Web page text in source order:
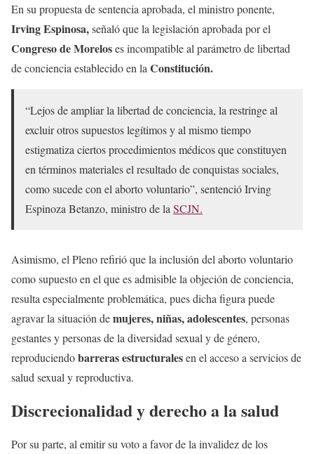
En su propuesta de sentencia aprobada, el ministro ponente,
Irving Espinosa,señaló que la legislación aprobada por el
Congreso de Moreloses incompatible al parámetro de libertad
de conciencia establecido en la Constitución.
“Lejos de ampliar la libertad de conciencia, la restringe al
excluir otros supuestos legítimos y al mismo tiempo
estigmatiza ciertos procedimientos médicos que constituyen
en términos materiales el resultado de conquistas sociales,
como sucede con el aborto voluntario”, sentenció Irving
Espinoza Betanzo, ministro de la SCJN.
Asimismo, el Pleno refirió que la inclusión del aborto voluntario
como supuesto en el que es admisible la objeción de conciencia,
resulta especialmente problemática, pues dicha figura puede
agravar la situación demujeres, niñas, adolescentes, personas
gestantes y personas de la diversidad sexual y de género,
reproduciendobarreras estructuralesen el acceso a servicios de
salud sexual y reproductiva.
Discrecionalidad y derecho a la salud
Por su parte, al emitir su voto a favor de la invalidez de los